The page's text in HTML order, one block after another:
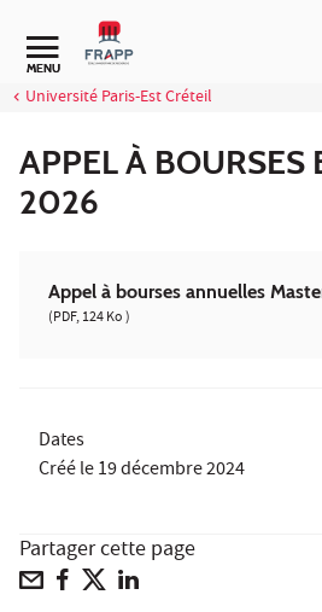
Aller au contenu
MENU
Université Paris-Est Créteil
APPEL À
2026
Appel à bourses annuelles
(PDF, 124 Ko )
Dates
Créé le19 décembre 2024
Partager cette page